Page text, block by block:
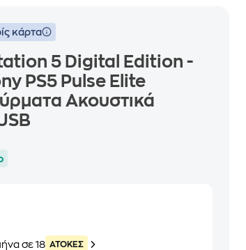
κάρτα
5 Digital Edition -
PS5 Pulse Elite
Ακουστικά
σε 18 ATOKEΣ